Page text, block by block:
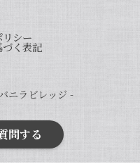
す。シー
く表記
ニラビレッジ -
問する